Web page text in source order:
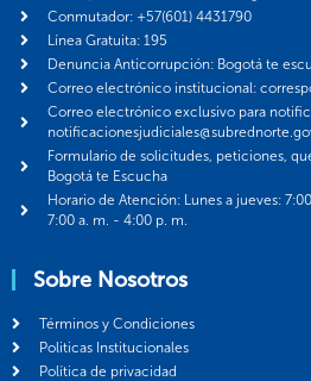
Conmutador: +57(601) 4431790
Línea Gratuita: 195
Denuncia Anticorrupción: Bogotá te
Correo electrónico institucional:
Correo electrónico exclusivo para
Formulario de solicitudes, peticiones,
Bogotá te Escucha
Horario de Atención: Lunes a jueves:
7:00 a. m. - 4:00 p. m.
Sobre Nosotros
Términos y Condiciones
Politicas Institucionales
Política de privacidad